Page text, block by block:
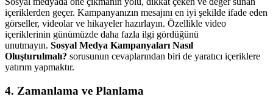
içeriklerden geçer. Kampanyanızın mesajını en iyi şekilde ifade eden
görseller, videolar ve hikayeler hazırlayın. Özellikle video
içeriklerinin günümüzde daha fazla ilgi gördüğünü
unutmayın. Sosyal Medya Kampanyaları Nasıl
Oluşturulmalı? sorusunun cevaplarından biri de yaratıcı içeriklere
yatırım yapmaktır.
4. Zamanlama ve Planlama